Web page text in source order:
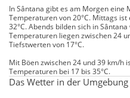
In Sântana gibt es am Morgen eine
Temperaturen von 20°C. Mittags
32°C. Abends bilden sich in
Temperaturen liegen zwischen 24
Tiefstwerten von 17°C.
Mit Böen zwischen 24 und 39 km/h
Temperaturen bei 17 bis 35°C.
Das Wetter in der Umgebung